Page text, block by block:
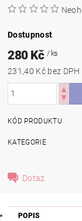
Dostupnost
280 Kč / ks
231,40 Kč bez DPH
KÓD PRODUKTU
KATEGORIE
Dotaz
POPIS